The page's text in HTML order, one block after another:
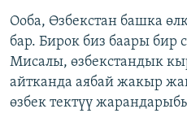
Ооба, Өзбекстан башка
бар. Бирок биз баары
Мисалы, өзбекстандык
айтканда аябай жакыр
өзбек тектүү